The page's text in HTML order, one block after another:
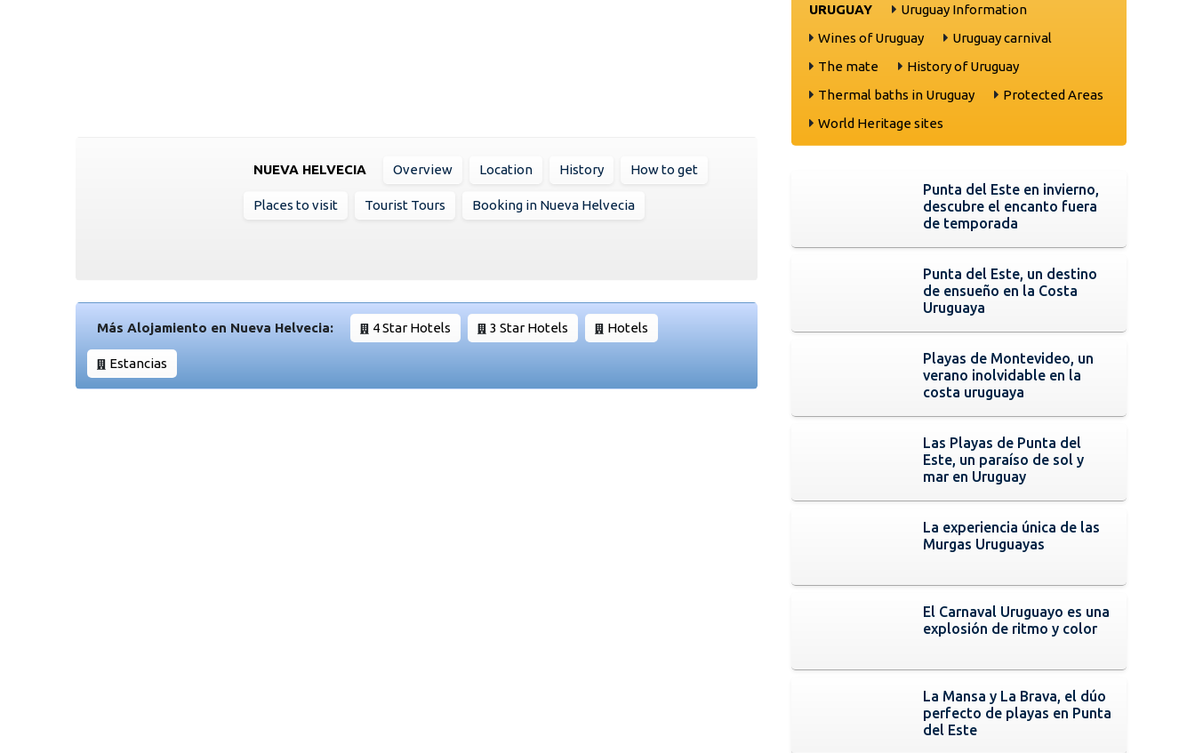
NUEVA HELVECIA Overview Location History How to get
Places to visit Tourist Tours Booking in Nueva Helvecia
Más Alojamiento en Nueva Helvecia: 4 Star Hotels 3 Star Hotels Hotels
Estancias
URUGUAY
Uruguay Information
Wines of Uruguay
Uruguay carnival
The mate
History of Uruguay
Thermal baths in Uruguay
Protected Areas
World Heritage sites
Punta del Este en invierno,
descubre el encanto fuera
de temporada
Punta del Este, un destino
de ensueño en la Costa
Uruguaya
Playas de Montevideo, un
verano inolvidable en la
costa uruguaya
Las Playas de Punta del
Este, un paraíso de sol y
mar en Uruguay
La experiencia única de las
Murgas Uruguayas
El Carnaval Uruguayo es una
explosión de ritmo y color
La Mansa y La Brava, el dúo
perfecto de playas en Punta
del Este